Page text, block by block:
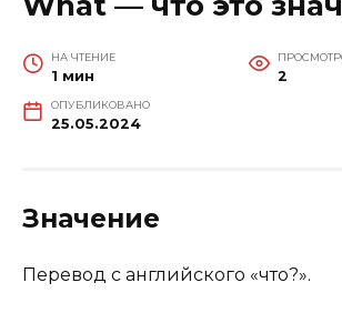
НА ЧТЕНИЕ
1 мин 2
ОПУБЛИКОВАНО
25.05.2024
Значение
Перевод с английского «что?».